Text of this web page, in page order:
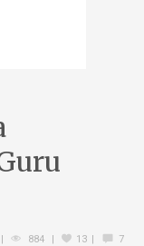
884 13 7